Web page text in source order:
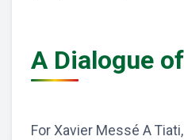
A Dialogue
For Xavier Messé A